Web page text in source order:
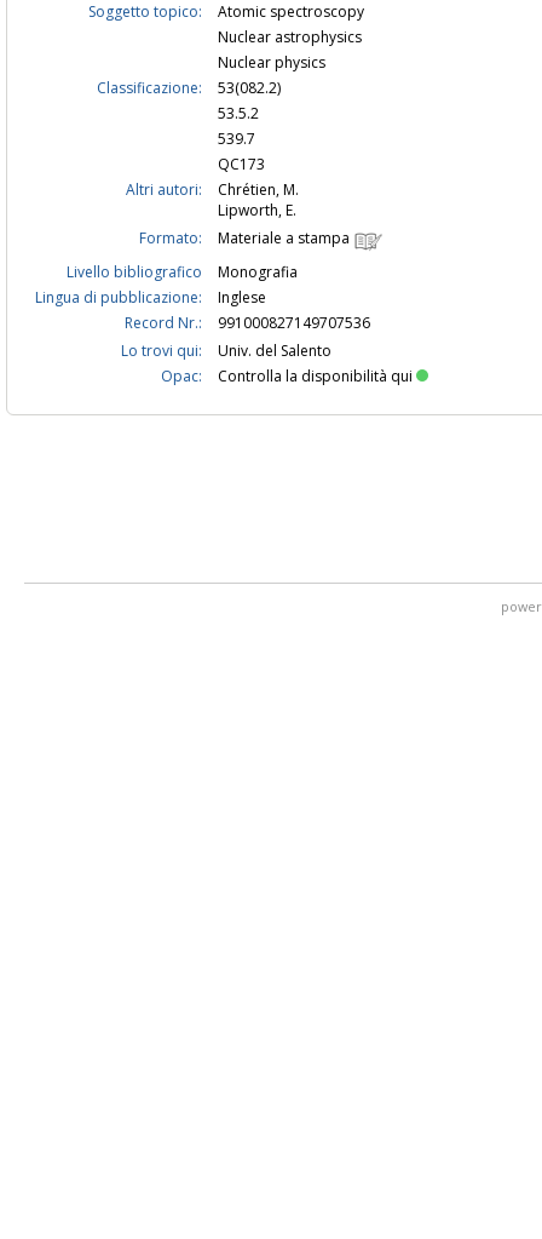
Soggetto topico:
Atomic spectroscopy
Nuclear astrophysics
Nuclear physics
Classificazione:
53(082.2)
53.5.2
539.7
QC173
Altri autori:
Chrétien, M.
Lipworth, E.
Formato:
Materiale a stampa
Livello bibliografico
Monografia
Lingua di pubblicazione:
Inglese
Record Nr.:
991000827149707536
Lo trovi qui:
Univ. del Salento
Opac:
Controlla la disponibilità qui